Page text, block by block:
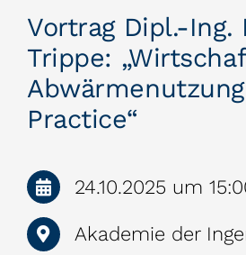
Projekte
Karriere
Kontakt
Vortrag Dipl.-Ing.
Trippe:
Practice“
24.10.2025 um
Akademie der